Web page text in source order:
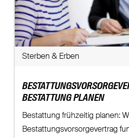
Sterben & Erben
BESTATTUNG PLANEN
Bestattung frühzeitig planen:
Bestattungsvorsorgevertrag